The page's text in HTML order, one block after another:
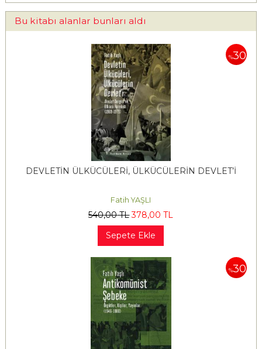
canlanmasına yol açtı.
Bu kitabı alanlar bunları aldı
%30
DEVLETİN ÜLKÜCÜLERİ, ÜLKÜCÜLERİN DEVLET’İ
Fatih YAŞLI
540,00TL 378,00 TL
Sepete Ekle
%30